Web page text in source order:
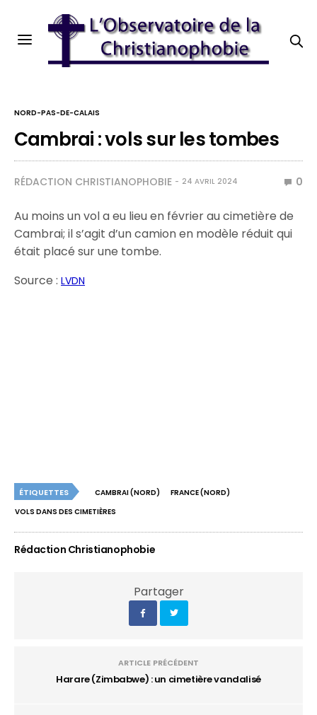
NORD-PAS-DE-CALAIS
Cambrai : vols sur les tombes
RÉDACTION CHRISTIANOPHOBIE 24 AVRIL 2024 0
Au moins un vol a eu lieu en février au cimetière de
Cambrai; il s’agit d’un camion en modèle réduit qui
était placé sur une tombe.
Source :LVDN
ÉTIQUETTES CAMBRAI (NORD)
FRANCE (NORD)
VOLS DANS DES CIMETIÈRES
Rédaction Christianophobie
Partager
ARTICLE PRÉCÉDENT
Harare (Zimbabwe) : un cimetière vandalisé